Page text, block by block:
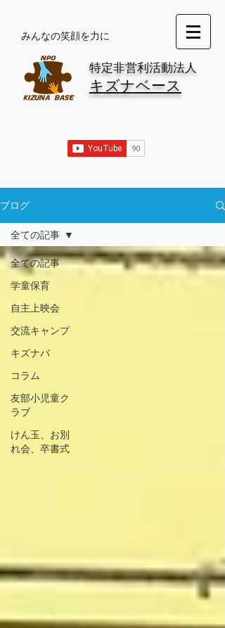
​みんなの笑顔を力に
特定非営利活動法人
キズナベース
ブログ
全ての記事
学童保育
自主上映会
交流キャンプ
キズナバ
コラム
友部小児童ク
ラブ
けん玉、お別
れ会、卒書式
全ての記事